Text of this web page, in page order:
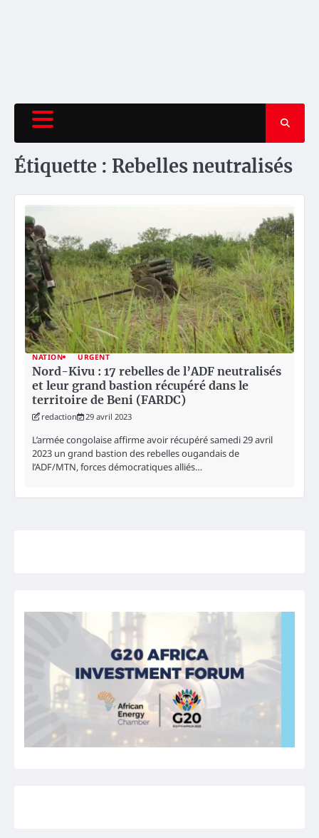
Étiquette : Rebelles neutralisés
NATION URGENT
Nord-Kivu : 17 rebelles de l’ADF neutralisés
et leur grand bastion récupéré dans le
territoire de Beni (FARDC)
redaction 29 avril 2023
L’armée congolaise affirme avoir récupéré samedi 29 avril
2023 un grand bastion des rebelles ougandais de
l’ADF/MTN, forces démocratiques alliés…